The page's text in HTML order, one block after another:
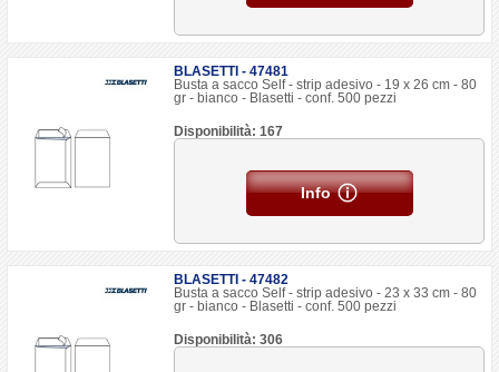
BLASETTI - 47481
Busta a sacco Self - strip adesivo - 19 x 26 cm - 80
gr - bianco - Blasetti - conf. 500 pezzi
Disponibilità: 167
Info
BLASETTI - 47482
Busta a sacco Self - strip adesivo - 23 x 33 cm - 80
gr - bianco - Blasetti - conf. 500 pezzi
Disponibilità: 306